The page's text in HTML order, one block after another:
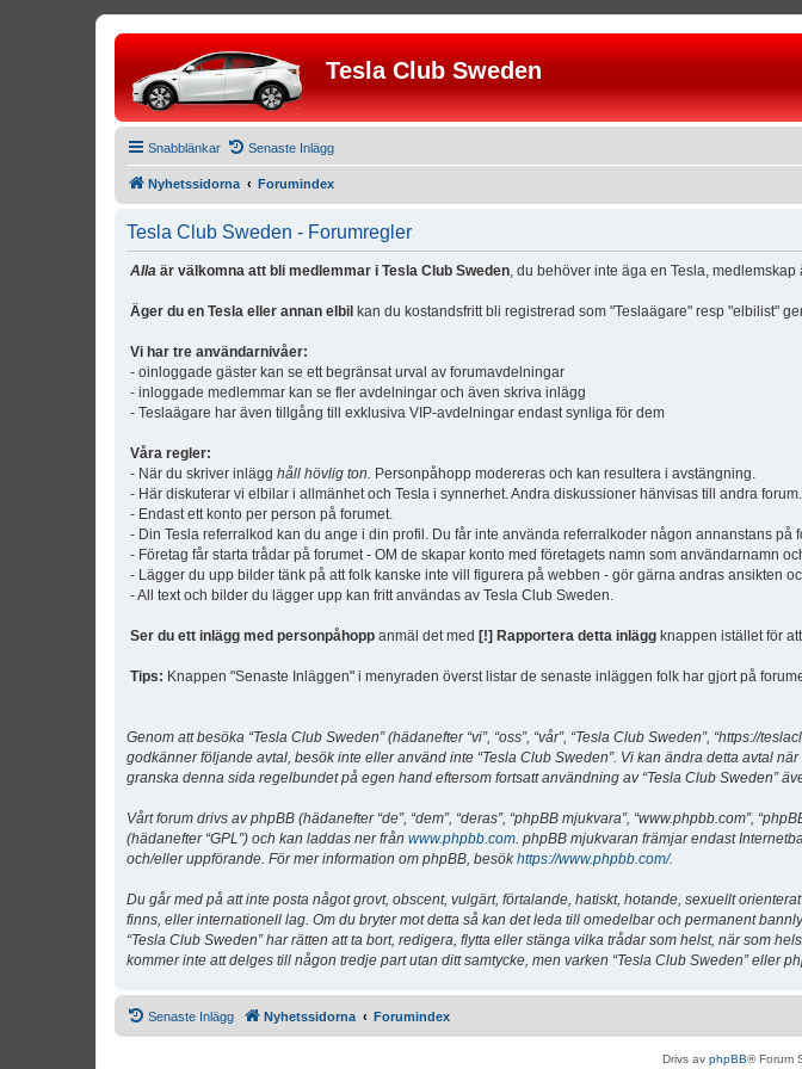
Tesla Club Sweden
Snabblänkar Senaste Inlägg
Nyhetssidorna Forumindex
Tesla Club Sweden - Forumregler
Alla är välkomna att bli medlemmar i Tesla Club Sweden, du behöver inte äga en Tesla, medlemskap
Äger du en Tesla eller annan elbil kan du kostandsfritt bli registrerad som "Teslaägare" resp "elbilist"
Vi har tre användarnivåer:
- oinloggade gäster kan se ett begränsat urval av forumavdelningar
- inloggade medlemmar kan se fler avdelningar och även skriva inlägg
- Teslaägare har även tillgång till exklusiva VIP-avdelningar endast synliga för dem
Våra regler:
- När du skriver inlägg håll hövlig ton. Personpåhopp modereras och kan resultera i avstängning.
- Här diskuterar vi elbilar i allmänhet och Tesla i synnerhet. Andra diskussioner hänvisas till andra forum.
- Endast ett konto per person på forumet.
- Din Tesla referralkod kan du ange i din profil. Du får inte använda referralkoder någon annanstans på
- Företag får starta trådar på forumet - OM de skapar konto med företagets namn som användarnamn
- Lägger du upp bilder tänk på att folk kanske inte vill figurera på webben - gör gärna andras ansikten
- All text och bilder du lägger upp kan fritt användas av Tesla Club Sweden.
Ser du ett inlägg med personpåhopp anmäl det med [!] Rapportera detta inlägg knappen istället för
Tips: Knappen "Senaste Inläggen" i menyraden överst listar de senaste inläggen folk har gjort på
Genom att besöka “Tesla Club Sweden” (hädanefter “vi”, “oss”, “vår”, “Tesla Club Sweden”, “https://
godkänner följande avtal, besök inte eller använd inte “Tesla Club Sweden”. Vi kan ändra detta avtal
granska denna sida regelbundet på egen hand eftersom fortsatt användning av “Tesla Club Sweden”
Vårt forum drivs av phpBB (hädanefter “de”, “dem”, “deras”, “phpBB mjukvara”, “www.phpbb.com”,
(hädanefter “GPL”) och kan laddas ner från www.phpbb.com. phpBB mjukvaran främjar endast
och/eller uppförande. För mer information om phpBB, besökhttps://www.phpbb.com/.
Du går med på att inte posta något grovt, obscent, vulgärt, förtalande, hatiskt, hotande, sexuellt
finns, eller internationell lag. Om du bryter mot detta så kan det leda till omedelbar och permanent
“Tesla Club Sweden” har rätten att ta bort, redigera, flytta eller stänga vilka trådar som helst, när som
kommer inte att delges till någon tredje part utan ditt samtycke, men varken “Tesla Club Sweden”
Senaste Inlägg Nyhetssidorna Forumindex
Drivs av phpBB® Forum